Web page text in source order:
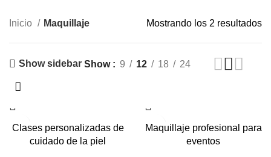
Inicio Maquillaje Mostrando los 2 resultados
Show sidebar Show 9 12 18 24
Clases personalizadas de
cuidado de la piel
Maquillaje profesional para
eventos